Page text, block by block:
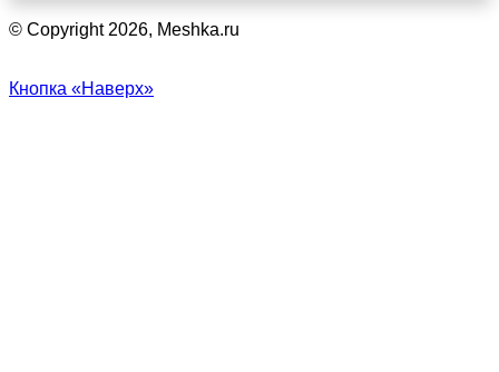
© Copyright 2026, Meshka.ru
Кнопка «Наверх»